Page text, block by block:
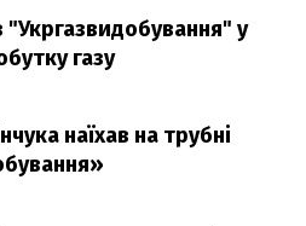
у
газу
наїхав на трубні